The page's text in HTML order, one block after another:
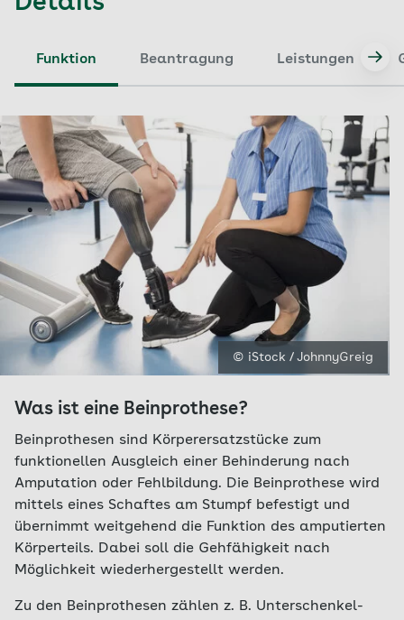
Funktion Beantragung Leistungen
© iStock / JohnnyGreig
Was ist eine Beinprothese?
Beinprothesen sind Körperersatzstücke zum
funktionellen Ausgleich einer Behinderung nach
Amputation oder Fehlbildung. Die Beinprothese wird
mittels eines Schaftes am Stumpf befestigt und
übernimmt weitgehend die Funktion des amputierten
Körperteils. Dabei soll die Gehfähigkeit nach
Möglichkeit wiederhergestellt werden.
Zu den Beinprothesen zählen z. B. Unterschenkel-